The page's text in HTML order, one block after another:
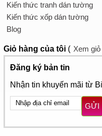
Kiến thức tranh dán tường
Kiến thức xốp dán tường
Blog
Giỏ hàng của tôi ( Xem
Đăng ký bản tin
Nhận tin khuyến mãi từ
GỬI